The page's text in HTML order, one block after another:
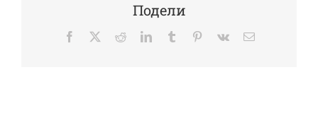
Подели
Facebook
TwitterRedditLinkedInTumblr Pinterest
Vk Email